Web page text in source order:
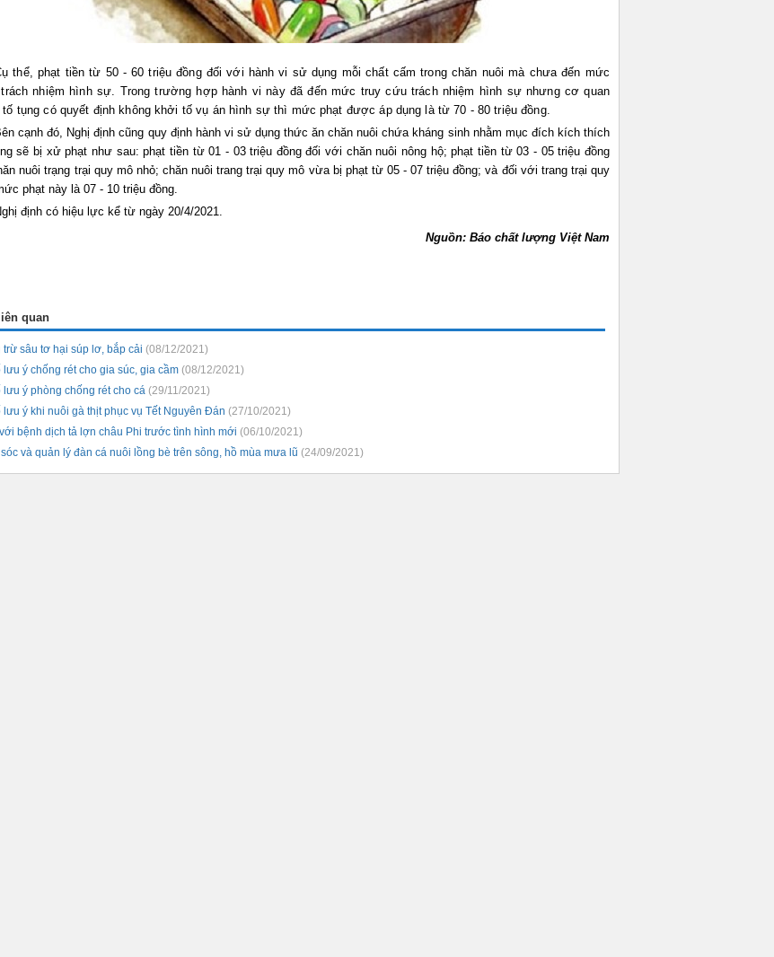
thể, phạt tiền từ 50 - 60 triệu đồng đối với hành vi sử dụng mỗi chất cấm trong chăn nuôi mà chưa đến mức
nhiệm hình sự. Trong trường hợp hành vi này đã đến mức truy cứu trách nhiệm hình sự nhưng cơ quan
tố tụng có quyết định không khởi tố vụ án hình sự thì mức phạt được áp dụng là từ 70 - 80 triệu đồng.
cạnh đó, Nghị định cũng quy định hành vi sử dụng thức ăn chăn nuôi chứa kháng sinh nhằm mục đích kích thích
sẽ bị xử phạt như sau: phạt tiền từ 01 - 03 triệu đồng đối với chăn nuôi nông hộ; phạt tiền từ 03 - 05 triệu đồng
nuôi trạng trại quy mô nhỏ; chăn nuôi trang trại quy mô vừa bị phạt từ 05 - 07 triệu đồng; và đối với trang trại quy
phạt này là 07 - 10 triệu đồng.
định có hiệu lực kể từ ngày 20/4/2021.
Nguồn: Báo chất lượng Việt Nam
quan
trừ sâu tơ hại súp lơ, bắp cải (08/12/2021)
lưu ý chống rét cho gia súc, gia cầm (08/12/2021)
lưu ý phòng chống rét cho cá (29/11/2021)
lưu ý khi nuôi gà thịt phục vụ Tết Nguyên Đán (27/10/2021)
bệnh dịch tả lợn châu Phi trước tình hình mới (06/10/2021)
và quản lý đàn cá nuôi lồng bè trên sông, hồ mùa mưa lũ (24/09/2021)